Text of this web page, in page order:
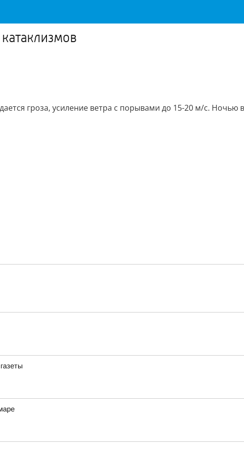
гроза, усиление ветра с порывами до 15-20 м/с. Ночью